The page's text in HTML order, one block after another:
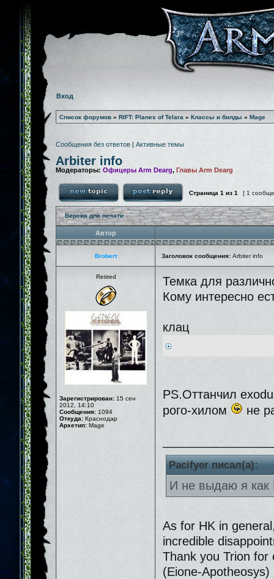
Вход
Список форумов » RIFT: Planes of Telara » Классы и билды » Mage
Сообщения без ответов | Активные темы
Arbiter info
Модераторы: Офицеры Arm Dearg, Главы Arm Dearg
Страница 1 из 1 [ 1
Версия для печати
Автор
Brobert Заголовок сообщения: Arbiter info
Retired
Зарегистрирован: 15 сен
2012, 14:10
Сообщения: 1094
Откуда: Краснодар
Архетип: Mage
Темка для
Кому интересно
клац
PS.Оттанчил
рого-хилом
не
Pacifyer писал(а):
И не выдаю я как
As for HK in
incredible
Thank you Trion for
(Eione-Apotheosys)